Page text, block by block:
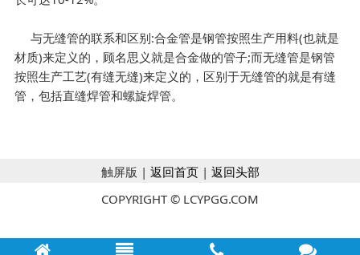
与无缝管的联系和区别:合金管是钢管按照生产用料(也就是
材质)来定义的，顾名思义就是合金做的管子;而无缝管是钢管
按照生产工艺(有缝无缝)来定义的，区别于无缝管的就是有缝
管，包括直缝焊管和螺旋焊管。
触屏版 | 返回首页| 返回头部
COPYRIGHT © LCYPGG.COM